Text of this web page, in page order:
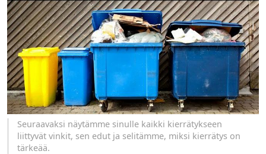
Seuraavaksi näytämme sinulle kaikki kierrätykseen
liittyvät vinkit, sen edut ja selitämme, miksi kierrätys on
tärkeää.